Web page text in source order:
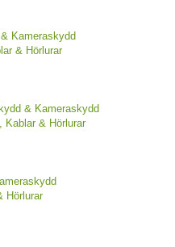
Kameraskydd
& Hörlurar
& Kameraskydd
Kablar & Hörlurar
Hörlurar